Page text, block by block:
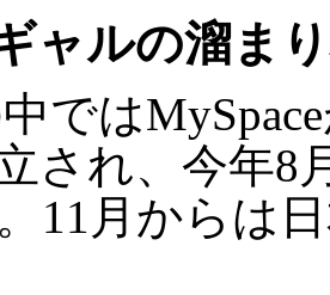
ャルの溜ま
ではMySpace
され、今年8
11 月からは